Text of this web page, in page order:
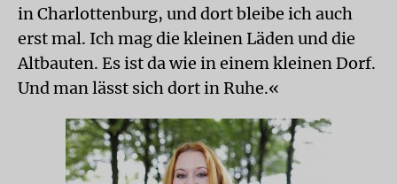
in Charlottenburg, und dort bleibe ich auch
erst mal. Ich mag die kleinen Läden und die
Altbauten. Es ist da wie in einem kleinen Dorf.
Und man lässt sich dort in Ruhe.«